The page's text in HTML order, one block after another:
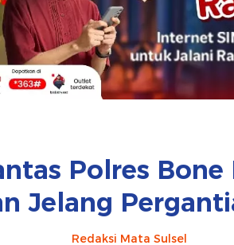
Polres
Jelang
Redaksi Mata Sulsel